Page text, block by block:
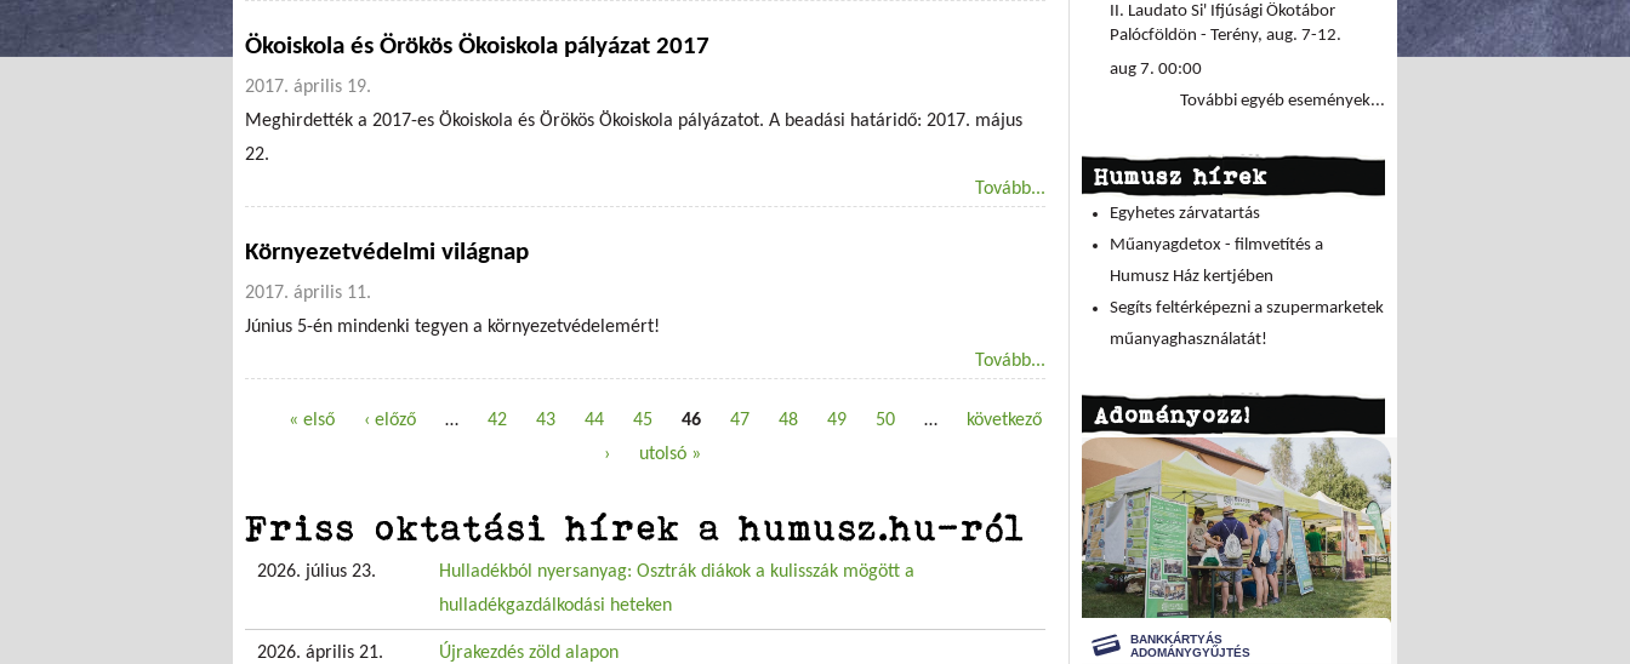
Ökoiskola és Örökös Ökoiskola pályázat 2017
2017. április 19.
Meghirdették a 2017-es Ökoiskola és Örökös Ökoiskola pályázatot. A beadási határidő: 2017. május
22.
Tovább...
Környezetvédelmi világnap
2017. április 11.
Június 5-én mindenki tegyen a környezetvédelemért!
Tovább...
Oldalak
« első ‹ előző … 42 43 44 45 46 47 48 49 50 …
következő
›
utolsó »
Friss oktatási hírek a humusz.hu-ról
2026. július 23.
Hulladékból nyersanyag: Osztrák diákok a kulisszák mögött a
hulladékgazdálkodási heteken
2026. április 21. Újrakezdés zöld alapon
II. Laudato Si' Ifjúsági Ökotábor
Palócföldön - Terény, aug. 7-12.
aug 7. 00:00
További egyéb események...
Humusz hírek
Egyhetes zárvatartás
Műanyagdetox - filmvetítés a
Humusz Ház kertjében
Segíts feltérképezni a szupermarketek
műanyaghasználatát!
Adományozz!